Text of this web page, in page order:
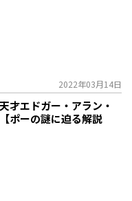
2022年03月14日
才エドガー・アラン・
ポーの謎に迫る解説